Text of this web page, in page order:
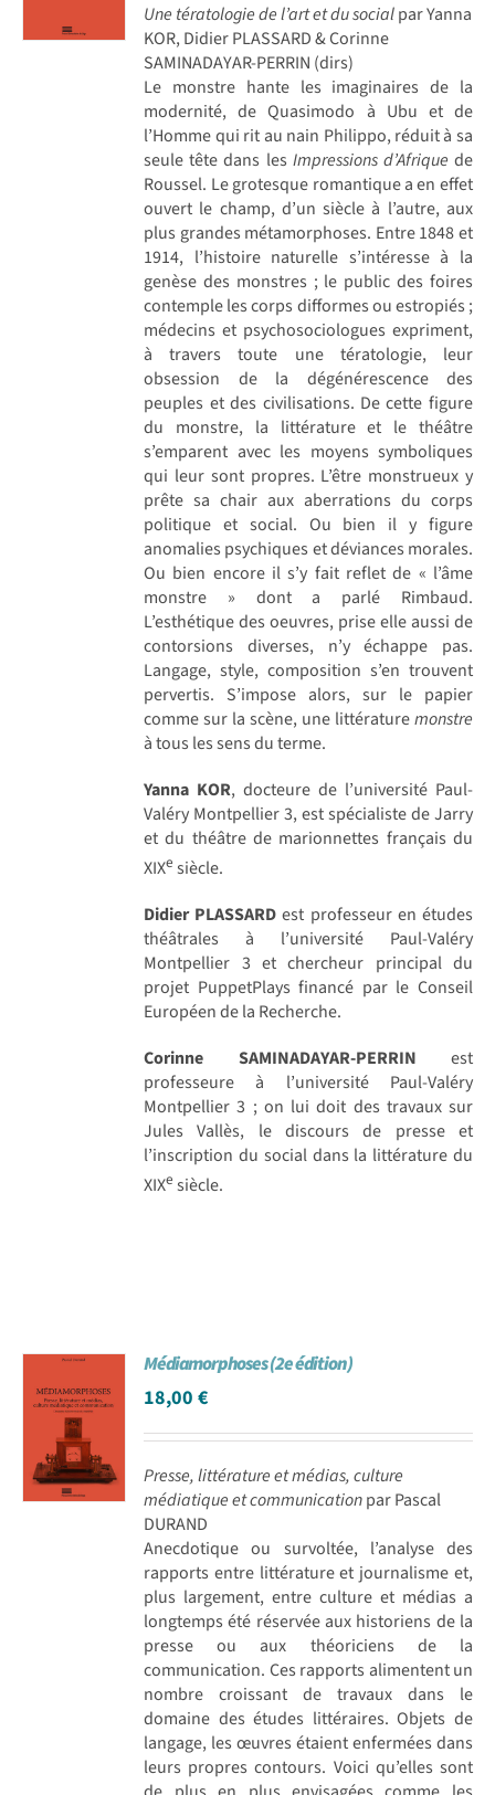
Une tératologie de l’art et du socialpar Yanna
KOR, Didier PLASSARD & Corinne
SAMINADAYAR-PERRIN (dirs)
Le monstre hante les imaginaires de la
modernité, de Quasimodo à Ubu et de
l’Homme qui rit au nain Philippo, réduit à sa
seule tête dans les Impressions d’Afrique de
Roussel. Le grotesque romantique a en effet
ouvert le champ, d’un siècle à l’autre, aux
plus grandes métamorphoses. Entre 1848 et
1914, l’histoire naturelle s’intéresse à la
genèse des monstres ; le public des foires
contemple les corps difformes ou estropiés ;
médecins et psychosociologues expriment,
à travers toute une tératologie, leur
obsession de la dégénérescence des
peuples et des civilisations. De cette figure
du monstre, la littérature et le théâtre
s’emparent avec les moyens symboliques
qui leur sont propres. L’être monstrueux y
prête sa chair aux aberrations du corps
politique et social. Ou bien il y figure
anomalies psychiques et déviances morales.
Ou bien encore il s’y fait reflet de « l’âme
monstre » dont a parlé Rimbaud.
L’esthétique des oeuvres, prise elle aussi de
contorsions diverses, n’y échappe pas.
Langage, style, composition s’en trouvent
pervertis. S’impose alors, sur le papier
comme sur la scène, une littératuremonstre
à tous les sens du terme.
Yanna KOR, docteure de l’université Paul-
Valéry Montpellier 3, est spécialiste de Jarry
et du théâtre de marionnettes français du
XIXe siècle.
Didier PLASSARD est professeur en études
théâtrales à l’université Paul-Valéry
Montpellier 3 et chercheur principal du
projet PuppetPlays financé par le Conseil
Européen de la Recherche.
Corinne SAMINADAYAR-PERRIN est
professeure à l’université Paul-Valéry
Montpellier 3 ; on lui doit des travaux sur
Jules Vallès, le discours de presse et
l’inscription du social dans la littérature du
XIXe siècle.
Médiamorphoses (2e édition)
18,00€
Presse, littérature et médias, culture
médiatique et communicationpar Pascal
DURAND
Anecdotique ou survoltée, l’analyse des
rapports entre littérature et journalisme et,
plus largement, entre culture et médias a
longtemps été réservée aux historiens de la
presse ou aux théoriciens de la
communication. Ces rapports alimentent un
nombre croissant de travaux dans le
domaine des études littéraires. Objets de
langage, les œuvres étaient enfermées dans
leurs propres contours. Voici qu’elles sont